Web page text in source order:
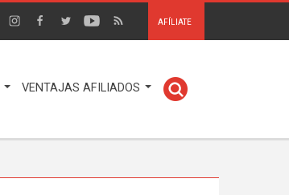
AFÍLIATE
VENTAJAS AFILIADOS